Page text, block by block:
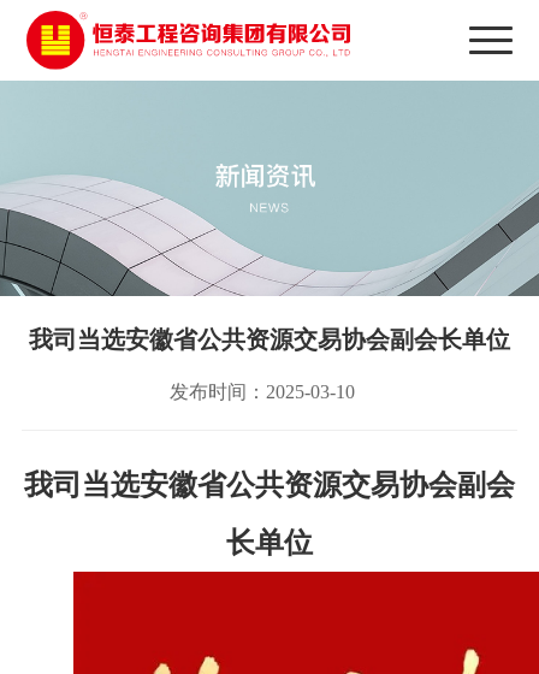
我司当选安徽省公共资源交易协会副会长单位
发布时间：2025-03-10
我司 当选安徽省公共资源交易协会副会
长单位